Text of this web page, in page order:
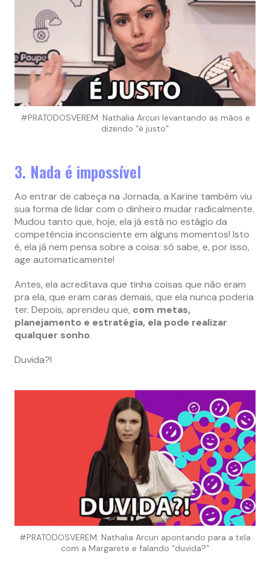
#PRATODOSVEREM: Nathalia Arcuri levantando as mãos e
dizendo “é justo”
3. Nada é impossível
Ao entrar de cabeça na Jornada, a Karine também viu
sua forma de lidar com o dinheiro mudar radicalmente.
Mudou tanto que, hoje, ela já está no estágio da
competência inconsciente em alguns momentos! Isto
é, ela já nem pensa sobre a coisa: só sabe, e, por isso,
age automaticamente!
Antes, ela acreditava que tinha coisas que não eram
pra ela, que eram caras demais, que ela nunca poderia
ter. Depois, aprendeu que, com metas,
planejamento e estratégia, ela pode realizar
qualquer sonho.
Duvida?!
#PRATODOSVEREM: Nathalia Arcuri apontando para a tela
com a Margarete e falando “duvida?”